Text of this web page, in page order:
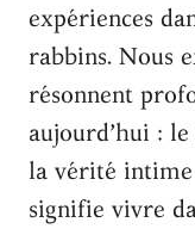
expériences
rabbins. Nous
résonnent
aujourd’hui :
la vérité
signifie vivre